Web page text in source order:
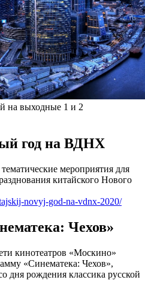
на выходные 1 и 2
год на ВДНХ
мероприятия для
китайского Нового
novyj-god-na-vdnx-2020/
Чехов»
кинотеатров «Москино»
«Синематека: Чехов»,
дня рождения классика русской